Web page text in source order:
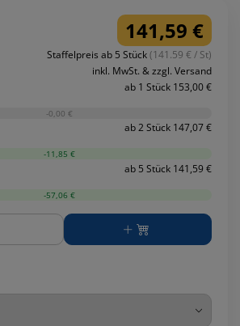
141,59 €
Staffelpreis ab 5 Stück(141.59 € / St)
inkl. MwSt. & zzgl. Versand
ab 1 Stück 153,00 €
-0,00 €
ab 2 Stück 147,07 €
-11,85 €
ab 5 Stück 141,59 €
-57,06 €